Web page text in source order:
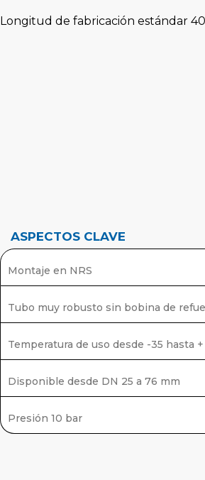
Longitud de fabricación estándar
ASPECTOS CLAVE
Montaje en NRS
Tubo muy robusto sin bobina de
Temperatura de uso desde -35 hasta +
Disponible desde DN 25 a 76 mm
Presión 10 bar